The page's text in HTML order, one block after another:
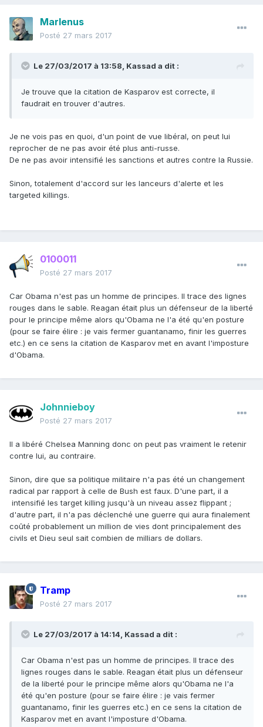
Marlenus
Posté 27 mars 2017
Le 27/03/2017 à 13:58, Kassad a dit :
Je trouve que la citation de Kasparov est correcte, il
faudrait en trouver d'autres.
Je ne vois pas en quoi, d'un point de vue libéral, on peut lui
reprocher de ne pas avoir été plus anti-russe.
De ne pas avoir intensifié les sanctions et autres contre la Russie.
Sinon, totalement d'accord sur les lanceurs d'alerte et les
targeted killings.
0100011
Posté 27 mars 2017
Car Obama n'est pas un homme de principes. Il trace des lignes
rouges dans le sable. Reagan était plus un défenseur de la liberté
pour le principe même alors qu'Obama ne l'a été qu'en posture
(pour se faire élire : je vais fermer guantanamo, finir les guerres
etc.) en ce sens la citation de Kasparov met en avant l'imposture
d'Obama.
Johnnieboy
Posté 27 mars 2017
Il a libéré Chelsea Manning donc on peut pas vraiment le retenir
contre lui, au contraire.
Sinon, dire que sa politique militaire n'a pas été un changement
radical par rapport à celle de Bush est faux. D'une part, il a
intensifié les target killing jusqu'à un niveau assez flippant ;
d'autre part, il n'a pas déclenché une guerre qui aura finalement
coûté probablement un million de vies dont principalement des
civils et Dieu seul sait combien de milliars de dollars.
Tramp
Posté 27 mars 2017
Le 27/03/2017 à 14:14, Kassad a dit :
Car Obama n'est pas un homme de principes. Il trace des
lignes rouges dans le sable. Reagan était plus un défenseur
de la liberté pour le principe même alors qu'Obama ne l'a
été qu'en posture (pour se faire élire : je vais fermer
guantanamo, finir les guerres etc.) en ce sens la citation de
Kasparov met en avant l'imposture d'Obama.